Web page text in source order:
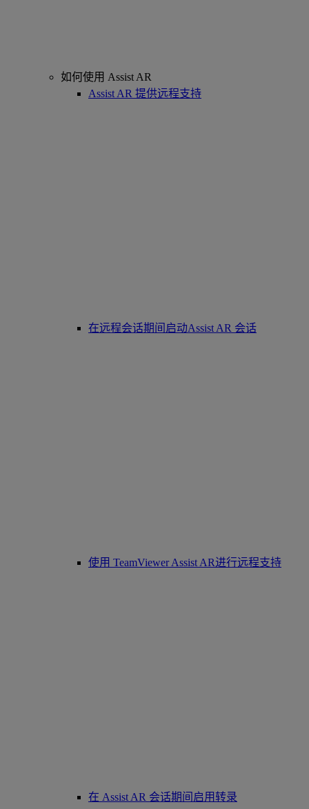
如何使用 Assist AR
Assist AR 提供远程支持
在远程会话期间启动Assist AR 会话
使用 TeamViewer Assist AR进行远程支持
在 Assist AR 会话期间启用转录